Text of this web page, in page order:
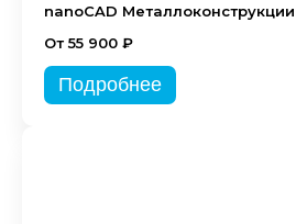
nanoCAD Металлоконструкции
От 55 900 ₽
Подробнее